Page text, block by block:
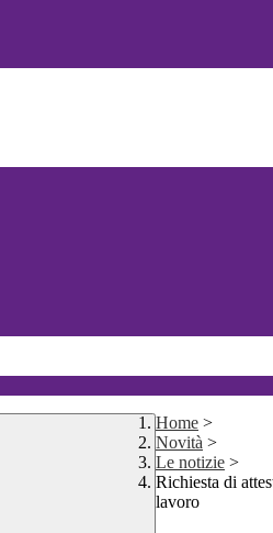
Home >
Novità >
Le notizie >
Richiesta di
lavoro